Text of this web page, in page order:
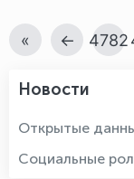
« ← 4782
Новости
Открытые
Социальные